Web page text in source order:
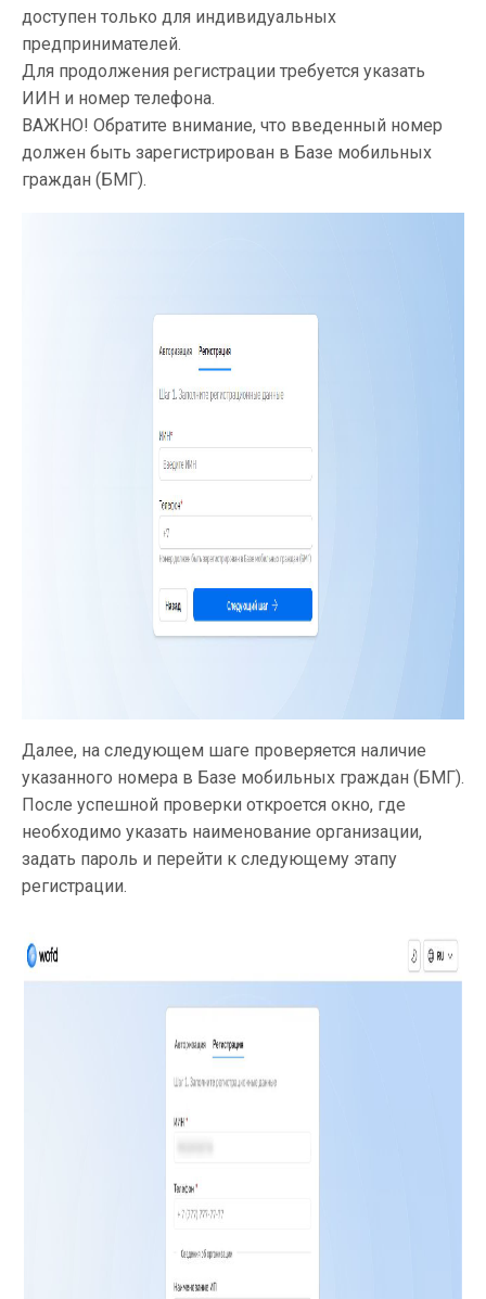
доступен только для индивидуальных
предпринимателей.
Для продолжения регистрации требуется указать
ИИН и номер телефона.
ВАЖНО! Обратите внимание, что введенный номер
должен быть зарегистрирован в Базе мобильных
граждан (БМГ).
Далее, на следующем шаге проверяется наличие
указанного номера в Базе мобильных граждан (БМГ).
После успешной проверки откроется окно, где
необходимо указать наименование организации,
задать пароль и перейти к следующему этапу
регистрации.